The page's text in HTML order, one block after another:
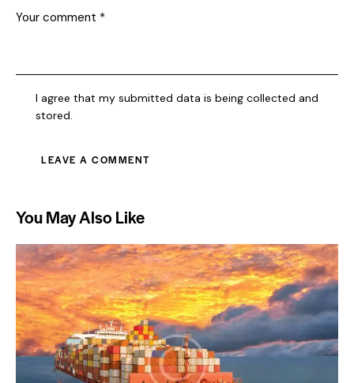
I agree that my submitted data is being collected and
stored.
You May Also Like